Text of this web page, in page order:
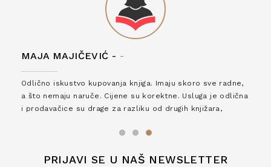
MAJA MAJIČEVIĆ - -
Odlično iskustvo kupovanja knjiga. Imaju skoro sve radne,
a što nemaju naruče. Cijene su korektne. Usluga je odlična
i prodavačice su drage za razliku od drugih knjižara,
PRIJAVI SE U NAŠ NEWSLETTER